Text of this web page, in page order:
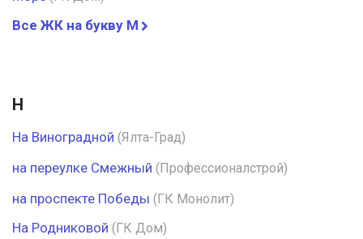
Все ЖК на букву М
Н
На Виноградной (Ялта-Град)
на переулке Смежный (Профессионалстрой)
на проспекте Победы (ГК Монолит)
На Родниковой (ГК Дом)